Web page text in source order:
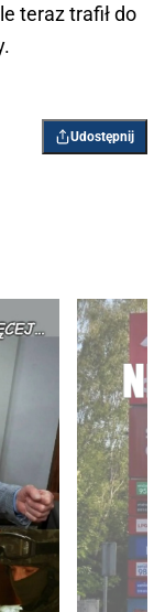
teraz trafił do
Udostępnij